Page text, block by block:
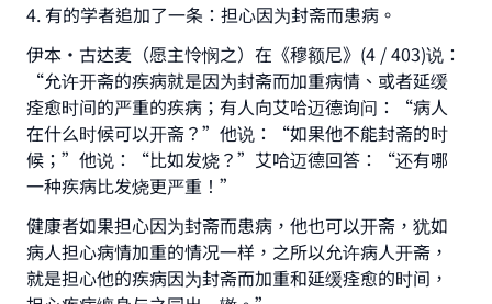
4. 有的学者追加了一条：担心因为封斋而患病。
伊本•古达麦（愿主怜悯之）在《穆额尼》(4 / 403)说：
“允许开斋的疾病就是因为封斋而加重病情、或者延缓
痊愈时间的严重的疾病；有人向艾哈迈德询问：“病人
在什么时候可以开斋？”他说：“如果他不能封斋的时
候；”他说：“比如发烧？”艾哈迈德回答：“还有哪
一种疾病比发烧更严重！”
健康者如果担心因为封斋而患病，他也可以开斋，犹如
病人担心病情加重的情况一样，之所以允许病人开斋，
就是担心他的疾病因为封斋而加重和延缓痊愈的时间，
Make an impact on millions of lives